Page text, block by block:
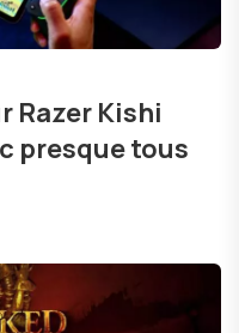
Razer Kishi
presque tous